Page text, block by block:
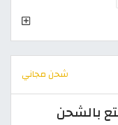
شحن مجاني
2026 | استمتع بالشحن